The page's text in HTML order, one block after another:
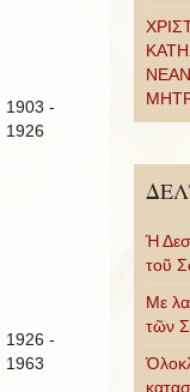
1903 -
1926
1926 -
1963
Ἡ
τοῦ
Με
τῶν